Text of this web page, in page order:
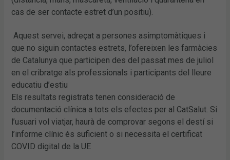
cas de ser contacte estret d’un positiu).
Aquest servei, adreçat a persones asimptomàtiques i
que no siguin contactes estrets, l’ofereixen les farmàcies
de Catalunya que participen des del passat mes de juliol
en el cribratge als professionals i participants del lleure
educatiu d’estiu
Els resultats registrats tenen consideració de
documentació clínica a tots els efectes per al CatSalut. Si
l’usuari vol viatjar, haurà de comprovar segons el destí si
l’informe clínic és suficient o si necessita el certificat
COVID digital de la UE